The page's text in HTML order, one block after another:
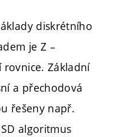
diskrétního
je Z –
Základní
a přechodová
řešeny např.
algoritmus